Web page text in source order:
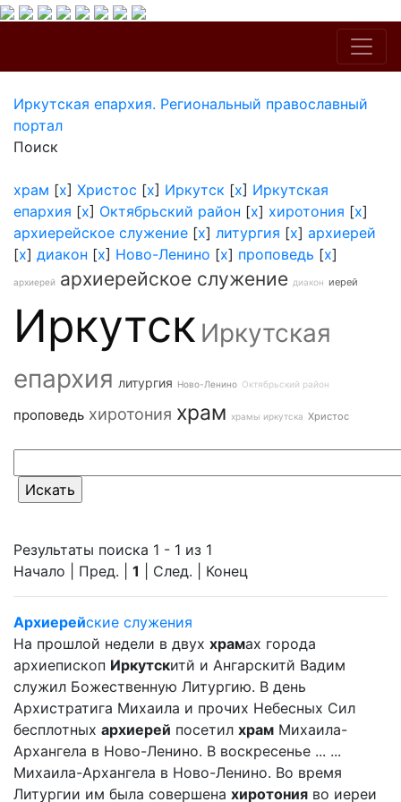
Иркутская епархия. Региональный православный
портал
Поиск
храм [x] Христос [x] Иркутск [x] Иркутская
епархия [x] Октябрьский район [x] хиротония [x]
архиерейское служение [x] литургия [x] архиерей
[x] диакон [x] Ново-Ленино [x] проповедь [x]
архиерей архиерейское служение диакон иерей
Иркутск Иркутская
епархия литургия Ново-Ленино Октябрьский район
проповедь хиротония храм храмы иркутска Христос
Результаты поиска 1 - 1 из 1
Начало | Пред. | 1 | След. | Конец
Архиерейские служения
На прошлой недели в двух храмах города
архиепископ Иркутскитй и Ангарскитй Вадим
служил Божественную Литургию. В день
Архистратига Михаила и прочих Небесных Сил
бесплотных архиерей посетил храм Михаила-
Архангела в Ново-Ленино. В воскресенье ... ...
Михаила-Архангела в Ново-Ленино. Во время
Литургии им была совершена хиротония во иереи